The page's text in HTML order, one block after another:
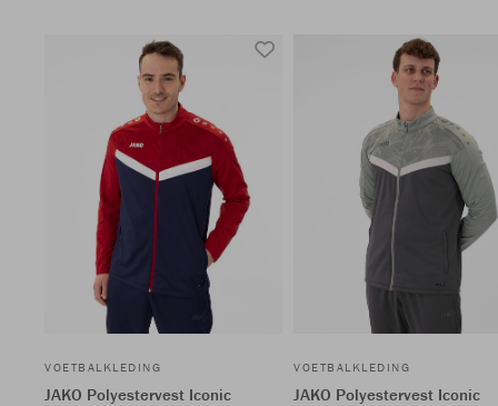
VOETBALKLEDING
JAKO Polyestervest Iconic
VOETBALKLEDING
JAKO Polyestervest Iconic